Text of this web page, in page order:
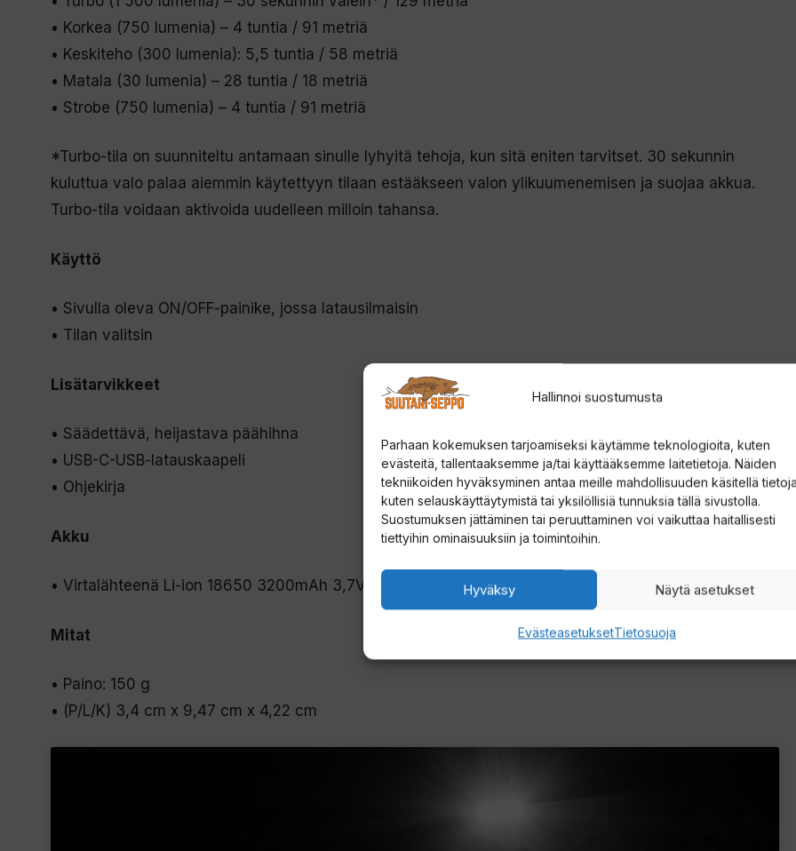
Hallinnoi suostumusta
Parhaan kokemuksen tarjoamiseksi käytämme teknologioita, kuten
evästeitä, tallentaaksemme ja/tai käyttääksemme laitetietoja. Näiden
tekniikoiden hyväksyminen antaa meille mahdollisuuden käsitellä
kuten selauskäyttäytymistä tai yksilöllisiä tunnuksia tällä sivustolla.
Suostumuksen jättäminen tai peruuttaminen voi vaikuttaa haitallisesti
tiettyihin ominaisuuksiin ja toimintoihin.
Hyväksy Näytä asetukset
EvästeasetuksetTietosuoja
• Korkea (750 lumenia) – 4 tuntia / 91 metriä
• Keskiteho (300 lumenia): 5,5 tuntia / 58 metriä
• Matala (30 lumenia) – 28 tuntia / 18 metriä
• Strobe (750 lumenia) – 4 tuntia / 91 metriä
*Turbo-tila on suunniteltu antamaan sinulle lyhyitä tehoja, kun sitä eniten tarvitset. 30 sekunnin
kuluttua valo palaa aiemmin käytettyyn tilaan estääkseen valon ylikuumenemisen ja suojaa akkua.
Turbo-tila voidaan aktivoida uudelleen milloin tahansa.
Käyttö
• Sivulla oleva ON/OFF-painike, jossa latausilmaisin
• Tilan valitsin
Lisätarvikkeet
• Säädettävä, heijastava päähihna
• USB-C-USB-latauskaapeli
• Ohjekirja
Akku
• Virtalähteenä Li-ion 18650 3200mAh 3,7V
Mitat
• Paino: 150 g
• (P/L/K) 3,4 cm x 9,47 cm x 4,22 cm